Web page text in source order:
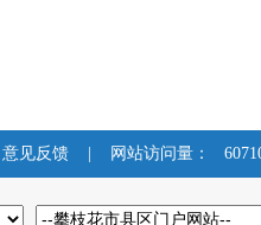
意见反馈 网站访问量：